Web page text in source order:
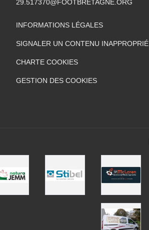
29.517370@FOOTBRETAGNE.ORG
INFORMATIONS LÉGALES
SIGNALER UN CONTENU INAPPROPRIÉ
CHARTE COOKIES
GESTION DES COOKIES